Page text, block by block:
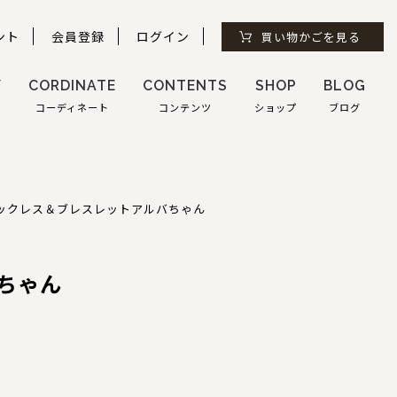
ト 会員登録 ログイン 買い物かごを見る
CORDINATE
コーディネート
CONTENTS
コンテンツ
SHOP
ショップ
BLOG
ブログ
クレス＆ブレスレット アルバちゃん
ゃん